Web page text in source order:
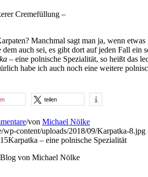
Cremefüllung –
Manchmal sagt man ja, wenn
auch sei, es gibt dort auf jeden Fall ein
– eine polnische Spezialität, so heißt das
habe ich auch noch eine weitere
teilen
/von Michael Nölke
wp-content/uploads/2018/09/Karpatka-8.jpg
Karpatka – eine polnische Spezialität
Blog von Michael Nölke